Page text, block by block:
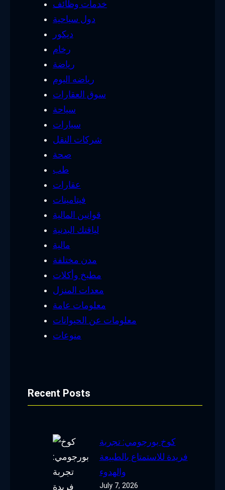
خدمات وظائف
دول سياحية
ديكور
رخام
رياضة
رياضه اليوم
سوق العقارات
سياحة
سيارات
شركات النقل
صحة
طب
عقارات
فيتامينات
قوانين المالية
لياقتك البدنية
مالية
مدن مختلفة
مطبخ وأكلات
معدات المنزل
معلومات عامة
معلومات عن الحيوانات
منوعات
Recent Posts
كوخ بورجومي: تجربة
فريدة للاستمتاع بالطبيعة
والهدوء
July 7, 2026